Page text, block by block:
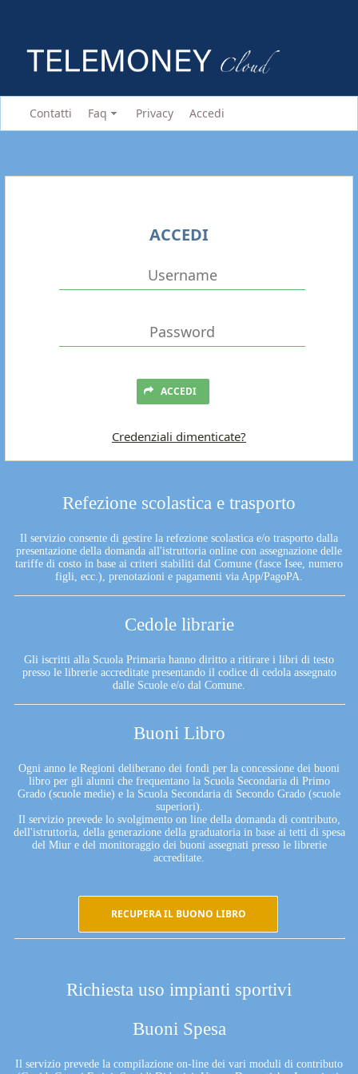
Contatti Faq Privacy Accedi
Refezione scolastica e trasporto
Il servizio consente di gestire la refezione scolastica e/o trasporto dalla
presentazione della domanda all'istruttoria online con assegnazione delle
tariffe di costo in base ai criteri stabiliti dal Comune (fasce Isee, numero
figli, ecc.), prenotazioni e pagamenti via App/PagoPA.
Cedole librarie
Gli iscritti alla Scuola Primaria hanno diritto a ritirare i libri di testo
presso le librerie accreditate presentando il codice di cedola assegnato
dalle Scuole e/o dal Comune.
Buoni Libro
Ogni anno le Regioni deliberano dei fondi per la concessione dei buoni
libro per gli alunni che frequentano la Scuola Secondaria di Primo
Grado (scuole medie) e la Scuola Secondaria di Secondo Grado (scuole
superiori).
Il servizio prevede lo svolgimento on line della domanda di contributo,
dell'istruttoria, della generazione della graduatoria in base ai tetti di spesa
del Miur e del monitoraggio dei buoni assegnati presso le librerie
accreditate.
RECUPERA IL BUONO LIBRO
Richiesta uso impianti sportivi
Buoni Spesa
Il servizio prevede la compilazione on-line dei vari moduli di contributo
ACCEDI
ACCEDI
Credenziali dimenticate?